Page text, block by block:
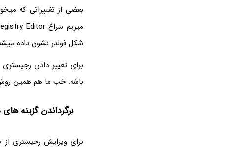
بعضی از تغییراتی که
شکل فولدر نشون داده
باشه. خب ما هم همین
برگرداندن گزینه